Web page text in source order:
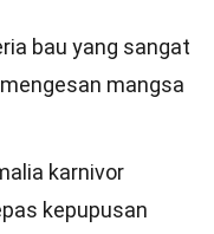
bau yang sangat
mangsa
karnivor
kepupusan